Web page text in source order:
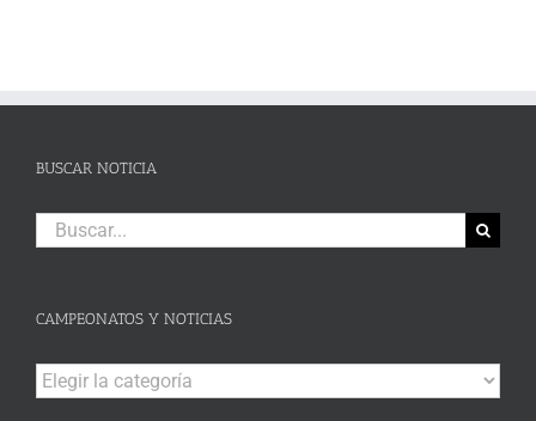
BUSCAR NOTICIA
Buscar:
CAMPEONATOS Y NOTICIAS
Campeonatos
y